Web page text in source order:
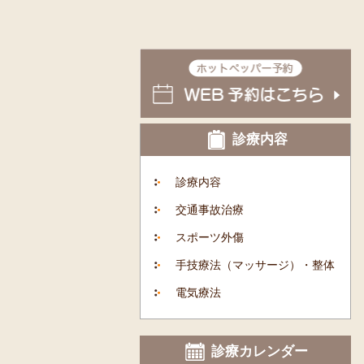
診療内容
診療内容
交通事故治療
スポーツ外傷
手技療法（マッサージ）・整体
電気療法
診療カレンダー